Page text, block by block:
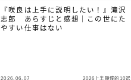
『咲良は上手に説明したい！』滝沢
志郎 あらすじと感想｜この世にた
やすい仕事はない
2026.06.07 2026上半期僕的10選